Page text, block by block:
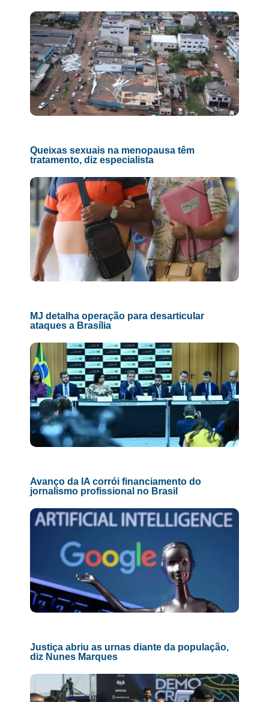
Queixas sexuais na menopausa têm
tratamento, diz especialista
MJ detalha operação para desarticular
ataques a Brasília
Avanço da IA corrói financiamento do
jornalismo profissional no Brasil
Justiça abriu as urnas diante da população,
diz Nunes Marques